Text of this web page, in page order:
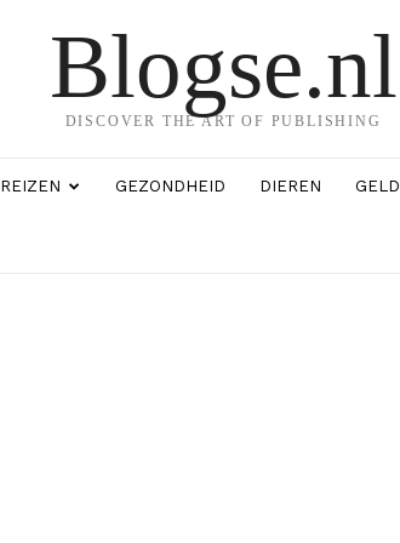
Blogse.nl
DISCOVER THE ART OF PUBLISHING
REIZEN GEZONDHEID DIEREN GELD